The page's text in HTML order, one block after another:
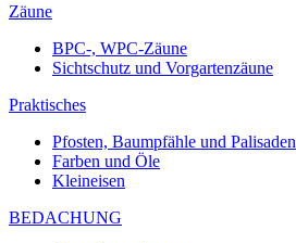
Zäune
BPC-, WPC-Zäune
Sichtschutz und Vorgartenzäune
Praktisches
Pfosten, Baumpfähle und Palisaden
Farben und Öle
Kleineisen
BEDACHUNG